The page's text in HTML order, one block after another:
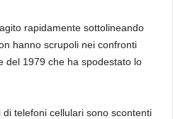
rapidamente sottolineando
hanno scrupoli nei confronti
del 1979 che ha spodestato lo
telefoni cellulari sono scontenti